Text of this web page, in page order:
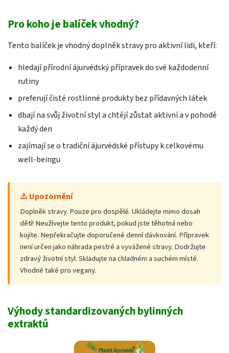
Pro koho je balíček vhodný?
Tento balíček je vhodný doplněk stravy pro aktivní lidi, kteří:
hledají přírodní ájurvédský přípravek do své každodenní
rutiny
preferují čisté rostlinné produkty bez přídavných látek
dbají na svůj životní styl a chtějí zůstat aktivní a v pohodě
každý den
zajímají se o tradiční ájurvédské přístupy k celkovému
well-beingu
⚠️ Upozornění
Doplněk stravy. Pouze pro dospělé. Ukládejte mimo dosah
dětí! Neužívejte tento produkt, pokud jste těhotná nebo
kojíte. Nepřekračujte doporučené denní dávkování. Přípravek
není určen jako náhrada pestré a vyvážené stravy. Dodržujte
zdravý životní styl. Skladujte na chladném a suchém místě.
Vhodné také pro vegany.
Výhody standardizovaných bylinných
extraktů